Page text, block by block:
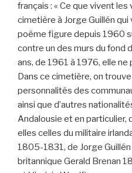
français : « Ce que vivent
cimetière à Jorge Guillén
poème figure depuis 1960
contre un des murs du fond
ans, de 1961 à 1976, elle ne
Dans ce cimetière, on
personnalités des
ainsi que d’autres
Andalousie et en particulier,
elles celles du militaire
1805-1831, de Jorge
britannique Gerald Brenan